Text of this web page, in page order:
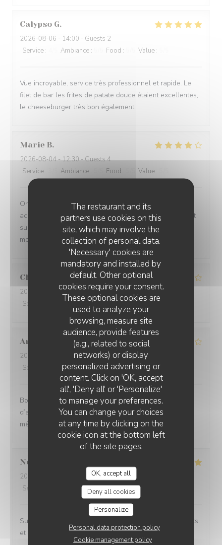
The restaurant and its
partners use cookies on this
site, which may involve the
collection of personal data.
'Necessary' cookies are
mandatory and installed by
default. Other optional
cookies require your consent.
These optional cookies are
used to analyze your
browsing, measure site
audience, provide features
(e.g., related to social
networks) or display
personalized advertising or
content. Click on 'OK, accept
all', 'Deny all' or 'Personalize'
to manage your preferences.
You can change your choices
at any time by clicking on the
cookie icon at the bottom left
of the site pages.
OK, accept all
Deny all cookies
Personalize
Personal data protection policy
Cookie management policy
Calypso G
2026-08-06 - 14:00 - Guests 2
Service : Ambiance : Food : Value :
Vue incroyable, service très professionnel et rapide. Le
filet de bar les frites de patate douce étaient excellentes,
le cheeseburger très bon également.
Marie B
2026-08-04- 12:30 - Guests 4
Service : Ambiance : Food : Value :
On ne sait plus … si c est la vue imprenable qui
accompagne les plats ou si ce sont les plats qui priment
sur la vue imprenable!!!!! Le tout à savourer sans
modération .
Christiane K
2026-08-06
- 12:15 - Guests 6
Service
Ambiance: 4 /5 Food: 4/5 Value :4
Antoine
2026-08-05
- 21:30 - Guests 3
Service
Ambiance: 4/5 Food:4/5 Value: 3
Bonne cuisine, bons plats, cadre très agréable mais 1h
d’attente entre l’entrée et le plat n’est pas acceptable,
même en haute saison.
Noemie
2026-08-05
- 21:15 - Guests 2
Service
Ambiance:4/5 Food:5/5 Value
Superbe expérience chez Coco, les plats sont excellents
et le cadre magnifique.